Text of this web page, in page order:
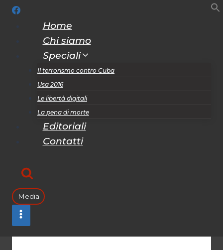
Salta
contenuto
Home
Chi siamo
Speciali
Il terrorismo contro Cuba
Usa 2016
Le libertà digitali
La pena di morte
Editoriali
Contatti
Media